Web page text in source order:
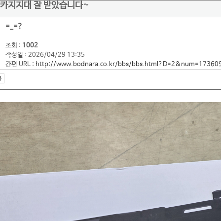
지지대 잘 받았습니다~
=_=?
조회 : 1002
작성일 : 2026/04/29 13:35
간편 URL : http://www.bodnara.co.kr/bbs/